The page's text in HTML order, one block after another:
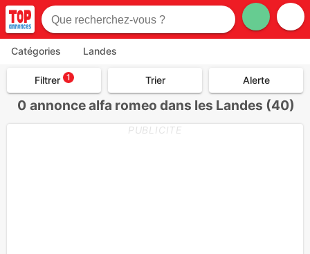
Catégories Landes
Filtrer 1 Trier Alerte
0 annonce alfa romeo dans les Landes (40)
PUBLICITE